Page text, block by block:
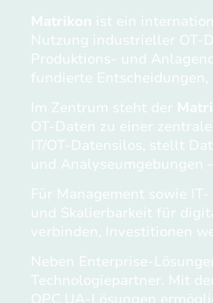
Matrikon ist ein
Nutzung industrieller
Produktions‑ und
fundierte
Im Zentrum steht der
OT‑Daten zu einer
IT/OT‑Datensilos, stellt
und Analyseumgebungen
Für Management sowie
und Skalierbarkeit für
verbinden, Investitionen
Neben Enterprise-
Technologiepartner. Mit
OPC UA-Lösungen